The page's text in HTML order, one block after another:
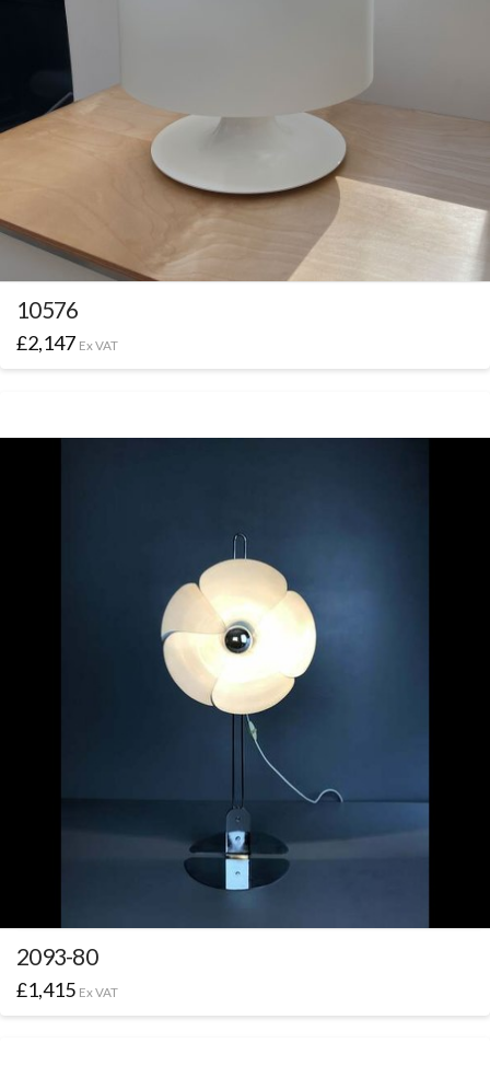
10576
£2,147 Ex VAT
2093-80
£1,415 Ex VAT